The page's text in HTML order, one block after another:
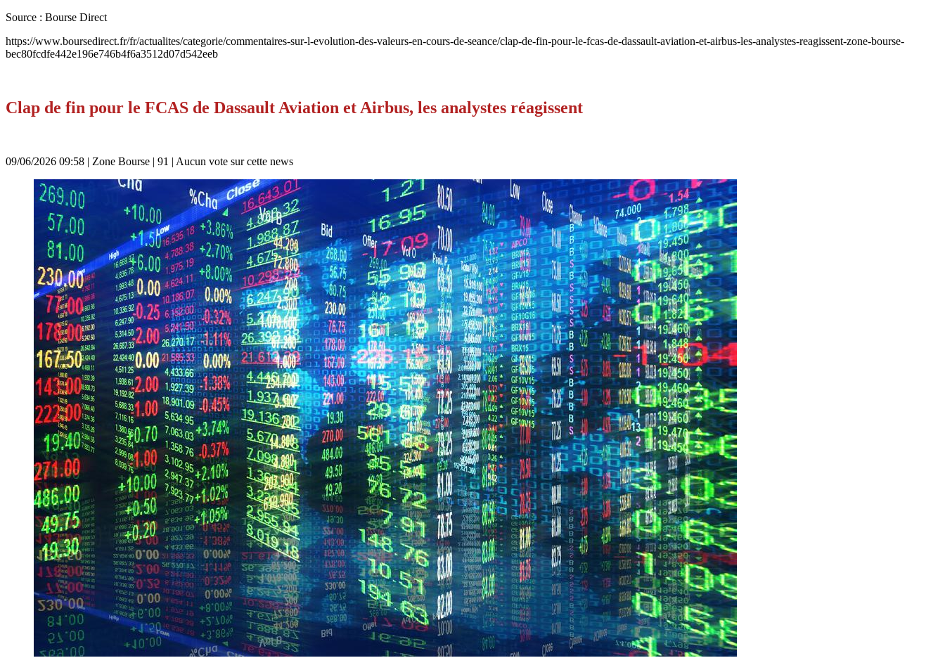
Source : Bourse Direct
https://www.boursedirect.fr/fr/actualites/categorie/commentaires-sur-l-evolution-des-valeurs-en-cours-de-seance/clap-de-fin-pour-le-fcas-de-dassault-aviation-et-airbus-les-analystes-reagissent-zone-bourse-
bec80fcdfe442e196e746b4f6a3512d07d542eeb
Clap de fin pour le FCAS de Dassault Aviation et Airbus, les analystes réagissent
09/06/2026 09:58 | Zone Bourse | 91 | Aucun vote sur cette news